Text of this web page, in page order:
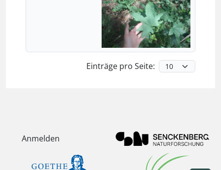
Einträge pro Seite:
Anmelden